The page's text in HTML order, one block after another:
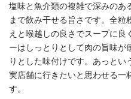
塩味と魚介類の複雑で深みのあ
まで飲み干せる旨さです。全
えと喉越しの良さでスープに良
ーはしっとりとして肉の旨味が
りとした味付けです。あっとい
実店舗に行きたいと思わせる一
す。